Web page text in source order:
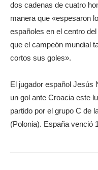
dos cadenas de cuatro
manera que «espesaron
españoles en el centro
que el campeón mundial
cortos sus goles».
El jugador español Jesús
un gol ante Croacia este
partido por el grupo C de
(Polonia). España venció